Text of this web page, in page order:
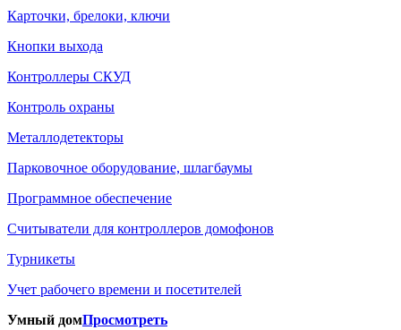
Карточки, брелоки, ключи
Кнопки выхода
Контроллеры СКУД
Контроль охраны
Металлодетекторы
Парковочное оборудование, шлагбаумы
Программное обеспечение
Считыватели для контроллеров домофонов
Турникеты
Учет рабочего времени и посетителей
Умный домПросмотреть